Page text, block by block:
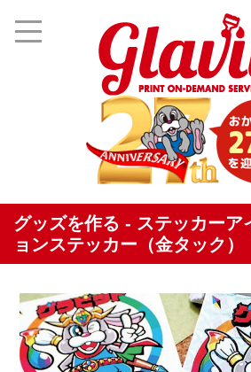
グッズを作る - ステッカーア
ョンステッカー（金タック）